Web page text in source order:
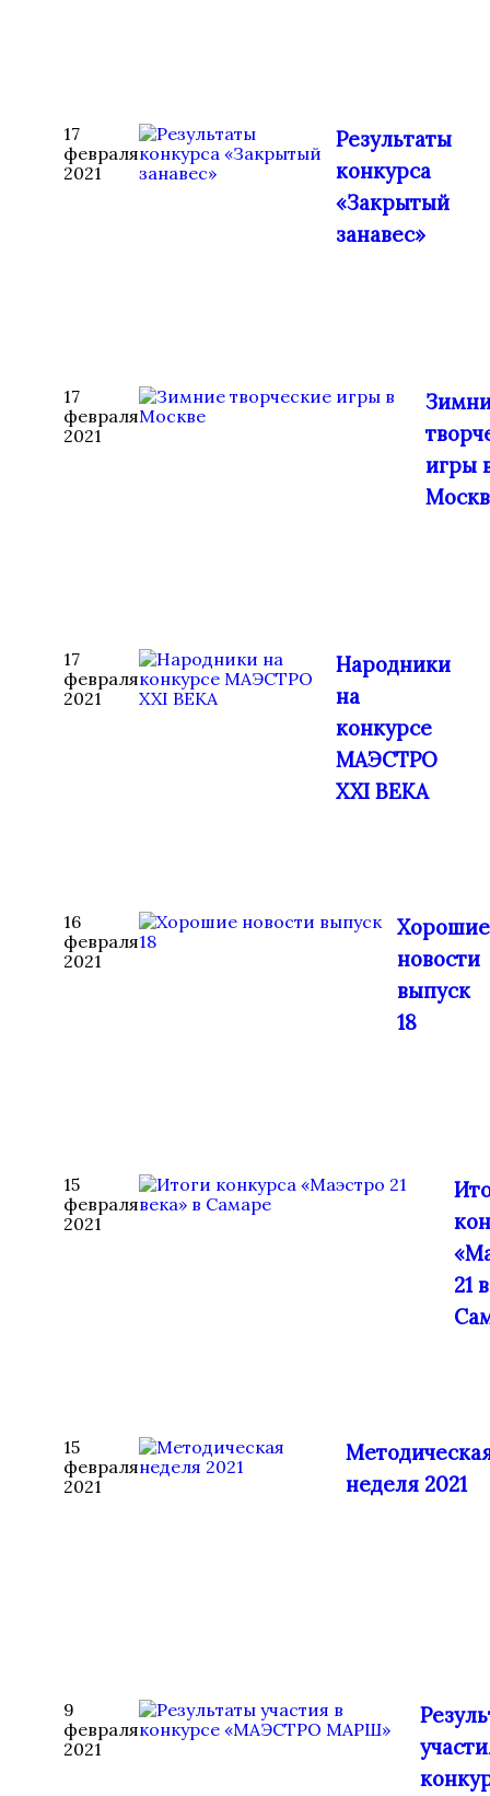
17
февраля
2021
Результаты
конкурса
«Закрытый
занавес»
17
февраля
2021
игры
17
февраля
2021
Народники
на
конкурсе
МАЭСТРО
XXI ВЕКА
16
февраля
2021
Хорошие
новости
выпуск
18
15
февраля
2021
21
15
февраля
2021
неделя 2021
9
февраля
2021